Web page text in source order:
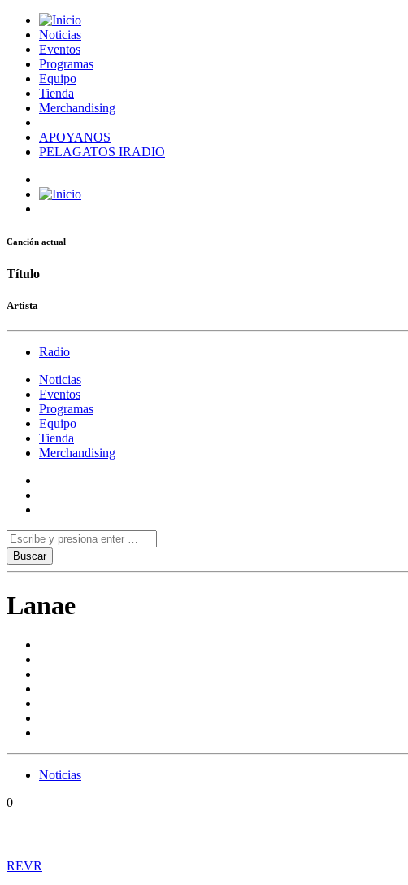
Noticias
Eventos
Programas
Equipo
Tienda
Merchandising
APOYANOS
PELAGATOS IRADIO
Canción actual
Título
Artista
Radio
Noticias
Eventos
Programas
Equipo
Tienda
Merchandising
Lanae
Noticias
0
REVR